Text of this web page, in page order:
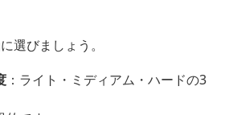
選びましょう。
：ライト・ミディアム・ハードの3